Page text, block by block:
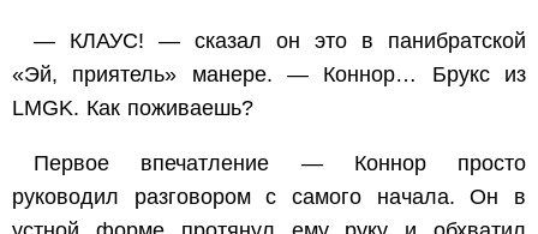
— КЛАУС! — сказал он это в панибратской
«Эй, приятель» манере. — Коннор… Брукс из
LMGK. Как поживаешь?
Первое впечатление — Коннор просто
руководил разговором с самого начала. Он в